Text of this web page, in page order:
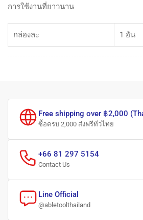
การใช้งานที่ยาวนาน
กล่องละ 1 อัน
Free shipping over ฿2,000
ซื้อครบ 2,000 ส่งฟรีทั่วไทย
+66 81 297 5154
Contact Us
Line Official
@abletoolthailand